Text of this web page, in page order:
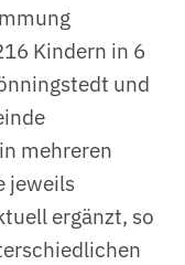
Kindern in 6
und
mehreren
jeweils
ergänzt, so